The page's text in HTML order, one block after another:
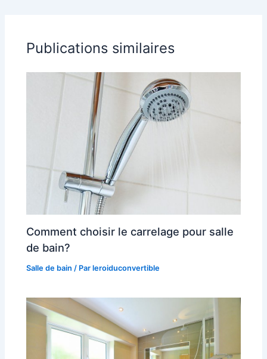
Publications similaires
Comment choisir le carrelage pour salle
de bain?
Salle de bain / Parleroiduconvertible